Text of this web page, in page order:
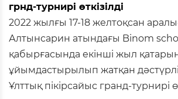
грнд-турнирі өткізілді
2022 жылғы 17-18 желтоқсан
Алтынсарин атындағы Binom
қабырғасында екінші жыл
ұйымдастырылып жатқан
Ұлттық пікірсайыс гранд-турнирі